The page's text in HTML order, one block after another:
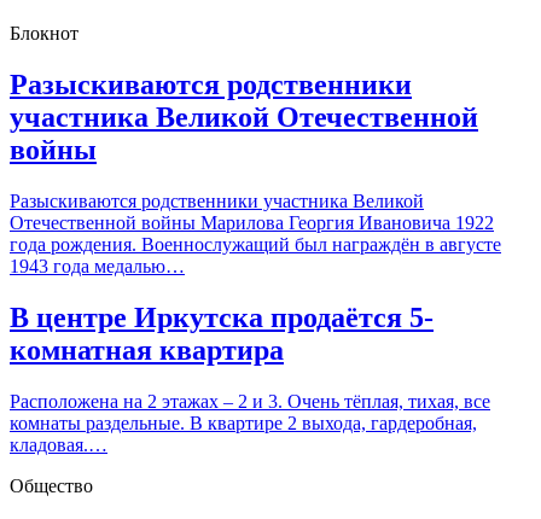
Блокнот
Разыскиваются родственники
участника Великой Отечественной
войны
Разыскиваются родственники участника Великой
Отечественной войны Марилова Георгия Ивановича 1922
года рождения. Военнослужащий был награждён в августе
1943 года медалью…
В центре Иркутска продаётся 5-
комнатная квартира
Расположена на 2 этажах – 2 и 3. Очень тёплая, тихая, все
комнаты раздельные. В квартире 2 выхода, гардеробная,
кладовая.…
Общество